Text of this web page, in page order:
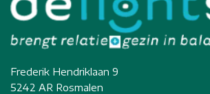
Frederik Hendriklaan 9
5242 AR Rosmalen